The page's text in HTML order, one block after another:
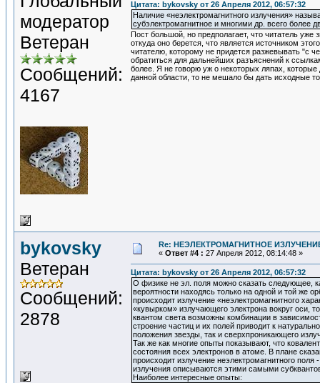
модератор
Ветеран
Сообщений:
4167
Цитата: bykovsky от 26 Апреля 2012, 06:57:32
Наличие «неэлектромагнитного излучения»
субэлектромагнитное и многими др. всего более
Пост большой, но предполагает, что читатель
откуда оно берется, что является источником
читателю, которому не придется разжевывать "с
обратиться для дальнейших разъяснений к
более. Я не говорю уж о некоторых ляпах,
данной области, то не мешало бы дать исходные
bykovsky
Ветеран
Сообщений:
2878
Re: НЕЭЛЕКТРОМАГНИТНОЕ
« Ответ #4 : 27 Апреля 2012, 08:14:48 »
Цитата: bykovsky от 26 Апреля 2012, 06:57:32
О физике не эл. поля можно сказать следующее,
вероятности находясь только на одной и той же
происходит излучение «неэлектромагнитного
«кувырком» излучающего электрона вокруг оси,
квантом света возможны комбинации в
строение частиц и их полей приводит к
положения звезды, так и сверхпроникающего
Так же как многие опыты показывают, что
состояния всех электронов в атоме. В плане
происходит излучение неэлектромагнитного
излучения описываются этими самыми
Наиболее интересные опыты: